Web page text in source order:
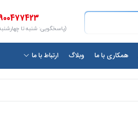
(پاسخگویی: شنبه تا چهارشنبه ۱۰ الی
همکاری با ما وبلاگ ارتباط با ما